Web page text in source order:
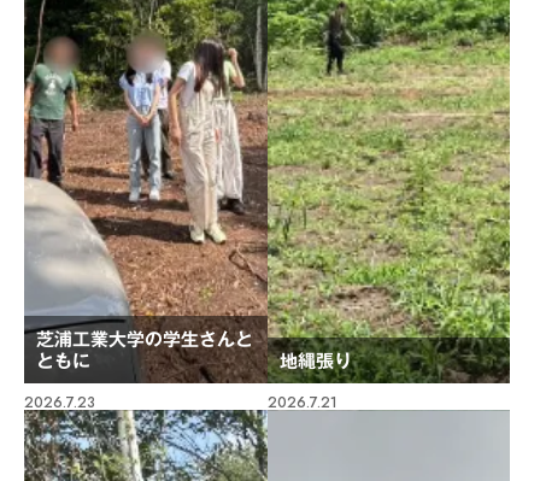
芝浦工業大学の学生さんと
ともに 地縄張り
2026.7.23 2026.7.21